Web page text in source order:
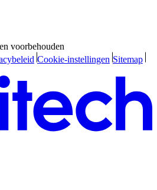
voorbehouden
Cookie-instellingen Sitemap